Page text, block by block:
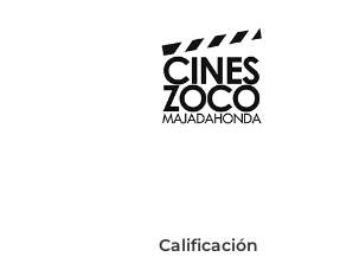
Calificación